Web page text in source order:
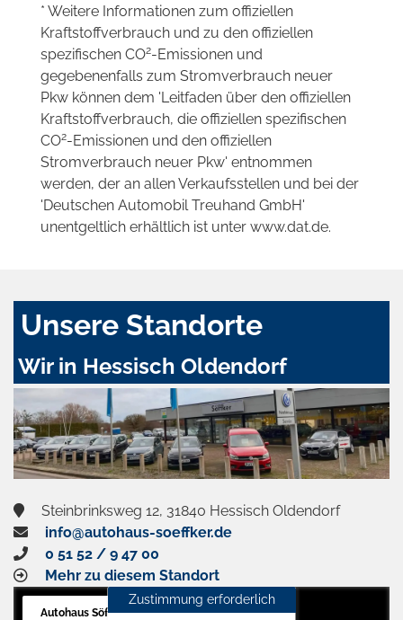
* Weitere Informationen zum offiziellen
Kraftstoffverbrauch und zu den offiziellen
spezifischen CO2-Emissionen und
gegebenenfalls zum Stromverbrauch neuer
Pkw können dem 'Leitfaden über den offiziellen
Kraftstoffverbrauch, die offiziellen spezifischen
CO2-Emissionen und den offiziellen
Stromverbrauch neuer Pkw' entnommen
werden, der an allen Verkaufsstellen und bei der
'Deutschen Automobil Treuhand GmbH'
unentgeltlich erhältlich ist unter www.dat.de.
Unsere Standorte
Wir in Hessisch Oldendorf
Steinbrinksweg 12, 31840 Hessisch Oldendorf
info@autohaus-soeffker.de
0 51 52 / 9 47 00
Mehr zu diesem Standort
Autohaus Söffker GmbH
Zustimmung erforderlich